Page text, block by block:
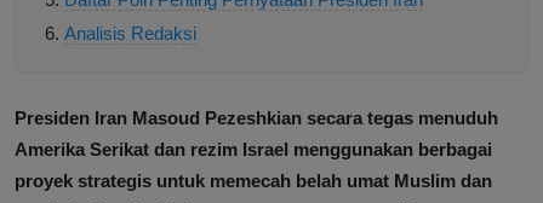
Analisis Redaksi
Presiden Iran Masoud Pezeshkian secara tegas menuduh
Amerika Serikat dan rezim Israel menggunakan berbagai
proyek strategis untuk memecah belah umat Muslim dan